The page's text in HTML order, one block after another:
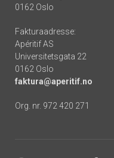
0162 Oslo
Fakturaadresse:
Apéritif AS
Universitetsgata 22
0162 Oslo
faktura@aperitif.no
Org. nr. 972 420 271